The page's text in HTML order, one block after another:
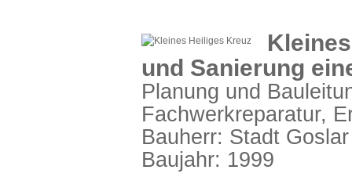
und Sanierung
Planung und
Fachwerkreparatur,
Bauherr: Stadt Goslar
Baujahr: 1999